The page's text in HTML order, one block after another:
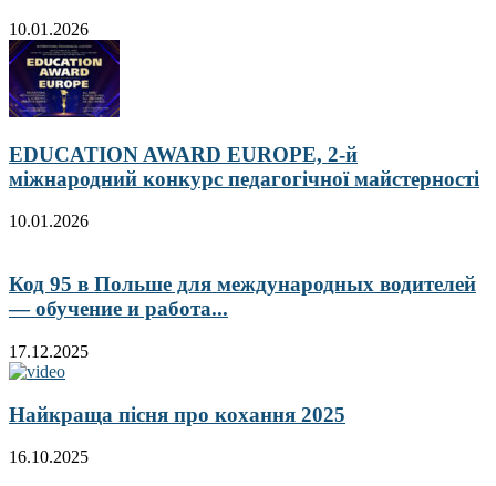
10.01.2026
EDUCATION AWARD EUROPE, 2-й
міжнародний конкурс педагогічної майстерності
10.01.2026
Код 95 в Польше для международных водителей
— обучение и работа...
17.12.2025
Найкраща пісня про кохання 2025
16.10.2025